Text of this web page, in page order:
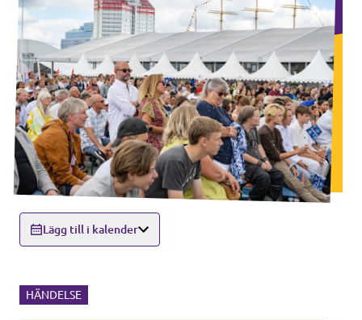
Lägg till i kalender
HÄNDELSE